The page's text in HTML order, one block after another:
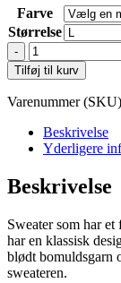
Farve
Størrelse
Cutter
&
Buck
Blakely
Sweater
M
Tilføj til kurv
Varenummer
Beskrivelse
Yderligere
Beskrivelse
Sweater som har
har en klassisk
blødt bomuldsgarn
sweateren.